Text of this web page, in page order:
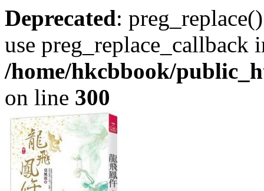
Deprecated:
use preg_replace_callback
/home/hkcbbook/
on line 300